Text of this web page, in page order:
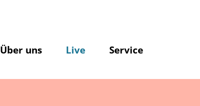
Über uns Live Service